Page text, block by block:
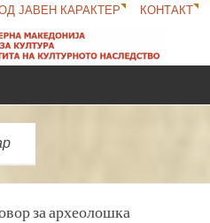
ЈАВЕН КАРАКТЕР КОНТАКТ
за археолошка